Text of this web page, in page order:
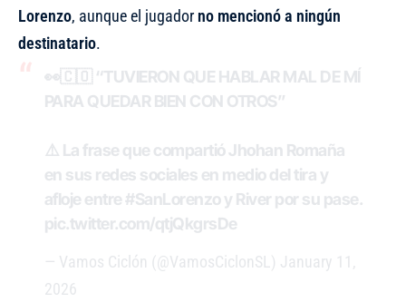
Lorenzo, aunque el jugador no mencionó a ningún
destinatario.
👀🇨🇴 “TUVIERON QUE HABLAR MAL DE MÍ
PARA QUEDAR BIEN CON OTROS”
⚠️ La frase que compartió Jhohan Romaña
en sus redes sociales en medio del tira y
afloje entre #SanLorenzoy River por su pase.
pic.twitter.com/qtjQkgrsDe
— Vamos Ciclón (@VamosCiclonSL) January 11,
2026